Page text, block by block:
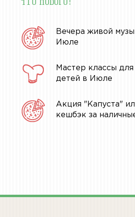
Вечера живой
Июле
Мастер классы для
детей в Июле
Акция "Капуста"
кешбэк за